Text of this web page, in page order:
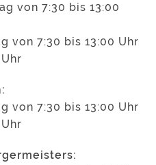
von 7:30 bis 13:00
von 7:30 bis 13:00 Uhr
von 7:30 bis 13:00 Uhr